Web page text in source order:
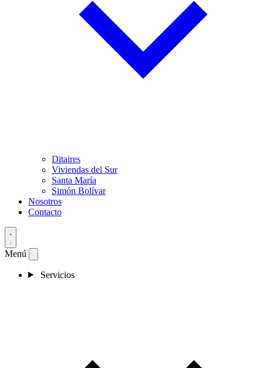
Ditaires
Viviendas del Sur
Santa María
Simón Bolívar
Nosotros
Contacto
Menú
Servicios